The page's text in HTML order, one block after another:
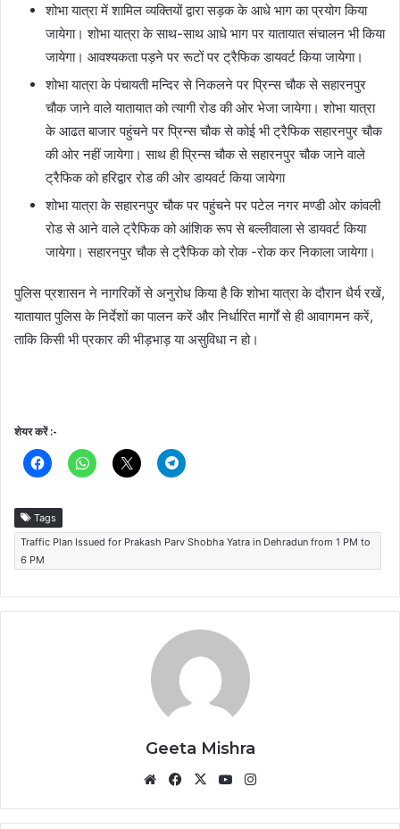
शोभा यात्रा में शामिल व्यक्तियों द्वारा सड़क के आधे भाग का प्रयोग किया
जायेगा। शोभा यात्रा के साथ-साथ आधे भाग पर यातायात संचालन भी किया
जायेगा। आवश्यकता पड़ने पर रूटों पर ट्रैफिक डायवर्ट किया जायेगा।
शोभा यात्रा के पंचायती मन्दिर से निकलने पर प्रिन्स चौक से सहारनपुर
चौक जाने वाले यातायात को त्यागी रोड की ओर भेजा जायेगा। शोभा यात्रा
के आढत बाजार पहुंचने पर प्रिन्स चौक से कोई भी ट्रैफिक सहारनपुर चौक
की ओर नहीं जायेगा। साथ ही प्रिन्स चौक से सहारनपुर चौक जाने वाले
ट्रैफिक को हरिद्वार रोड की ओर डायवर्ट किया जायेगा
शोभा यात्रा के सहारनपुर चौक पर पहुंचने पर पटेल नगर मण्डी ओर कांवली
रोड से आने वाले ट्रैफिक को आंशिक रूप से बल्लीवाला से डायवर्ट किया
जायेगा। सहारनपुर चौक से ट्रैफिक को रोक -रोक कर निकाला जायेगा।
पुलिस प्रशासन ने नागरिकों से अनुरोध किया है कि शोभा यात्रा के दौरान धैर्य रखें,
यातायात पुलिस के निर्देशों का पालन करें और निर्धारित मार्गों से ही आवागमन करें,
ताकि किसी भी प्रकार की भीड़भाड़ या असुविधा न हो।
शेयर करें :-
Tags
Traffic Plan Issued for Prakash Parv Shobha Yatra in Dehradun from 1 PM to
6 PM
Geeta Mishra
WebsiteFacebook
X YouTube